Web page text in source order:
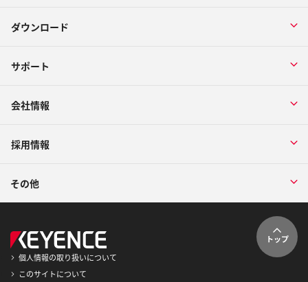
ダウンロード
サポート
会社情報
採用情報
その他
トップ
個人情報の取り扱いについて
このサイトについて